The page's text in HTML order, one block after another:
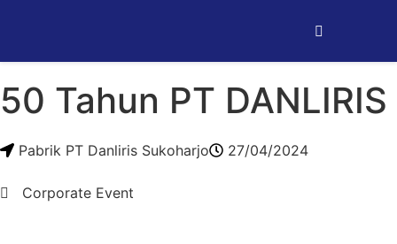
50 Tahun PT DANLIRIS
Pabrik PT Danliris Sukoharjo 27/04/2024
Corporate Event